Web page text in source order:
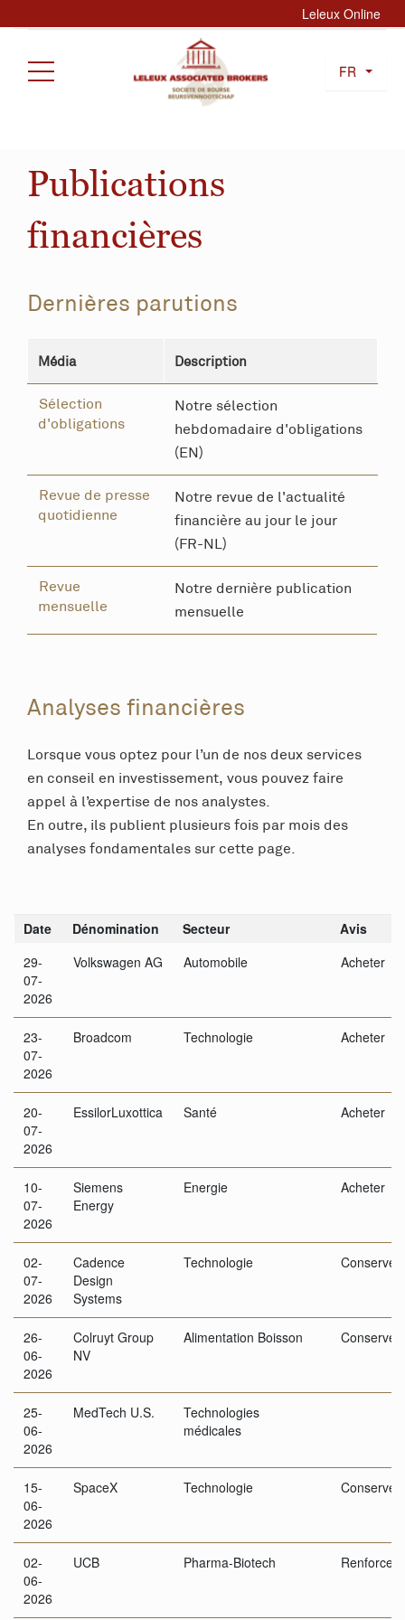
Leleux Online
FR
Publications
financières
Dernières parutions
Média Description
Sélection
d'obligations
Notre sélection
hebdomadaire d'obligations
(EN)
Revue de presse
quotidienne
Notre revue de l'actualité
financière au jour le jour
(FR-NL)
Revue
mensuelle
Notre dernière publication
mensuelle
Analyses financières
Lorsque vous optez pour l’un de nos deux services
en conseil en investissement, vous pouvez faire
appel à l’expertise de nos analystes.
En outre, ils publient plusieurs fois par mois des
analyses fondamentales sur cette page.
Date Dénomination Secteur
Avis
29-
07-
2026
Volkswagen AG Automobile Acheter
23-
07-
2026
Broadcom Technologie Acheter
20-
07-
2026
EssilorLuxottica Santé Acheter
10-
07-
2026
Siemens
Energy
Energie Acheter
02-
07-
2026
Cadence
Design
Systems
Technologie Conserver
26-
06-
2026
Colruyt Group
NV
Alimentation Boisson Conserver
25-
06-
2026
MedTech U.S.
Technologies
médicales
15-
06-
2026
SpaceX Technologie Conserver
02-
06-
2026
UCB Pharma-Biotech Renforcer